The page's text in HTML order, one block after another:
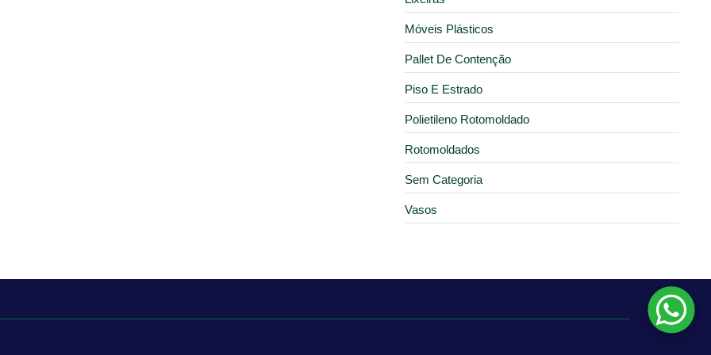
Móveis Plásticos
Pallet De Contenção
Piso E Estrado
Polietileno Rotomoldado
Rotomoldados
Sem Categoria
Vasos